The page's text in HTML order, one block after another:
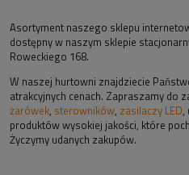
Asortyment naszego sklepu
dostępny w naszym sklepie
Roweckiego 168.
W naszej hurtowni znajdziecie
atrakcyjnych cenach. Zapraszamy do
żarówek, sterowników, zasilaczy LED,
produktów wysokiej jakości, które
Życzymy udanych zakupów.